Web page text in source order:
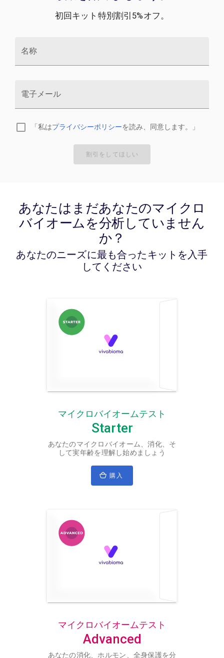
初回キット特別割引5%オフ。
名称
電子メール
「私はプライバシーポリシーを読み、同意します。」
割引をしてほしい
あなたはまだあなたのマイクロ
バイオームを分析していません
か？
あなたのニーズに最も合ったキットを入手
してください
マイクロバイオームテスト
Starter
あなたのマイクロバイオーム、消化、そ
して実年齢を理解し始めましょう
購入
マイクロバイオームテスト
Advanced
あなたの消化、ホルモン、全身保護を分